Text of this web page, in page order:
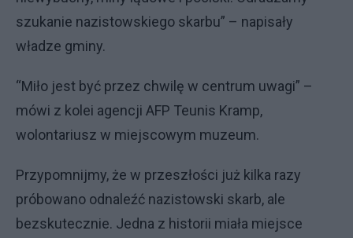
szukanie nazistowskiego skarbu” – napisały
władze gminy.
“Miło jest być przez chwilę w centrum uwagi” –
mówi z kolei agencji AFP Teunis Kramp,
wolontariusz w miejscowym muzeum.
Przypomnijmy, że w przeszłości już kilka razy
próbowano odnaleźć nazistowski skarb, ale
bezskutecznie. Jedna z historii miała miejsce